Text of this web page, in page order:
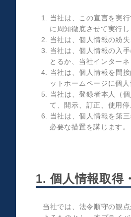
1. 当社は、この宣言を実
に周知徹底させて実行
2. 当社は、個人情報の紛
3. 当社は、個人情報の入
とるか、当社インター
4. 当社は、個人情報を間
ットホームページに個
5. 当社は、登録者本人（
て、開示、訂正、使用
6. 当社は、個人情報を第
必要な措置を講じます。
1. 個人情報取得
当社では、法令順守の観